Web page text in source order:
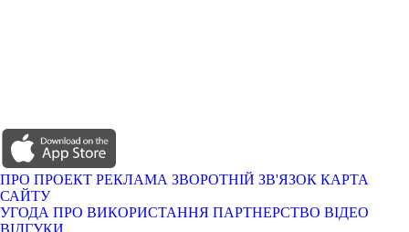
ПРО ПРОЕКТ РЕКЛАМА ЗВОРОТНІЙ ЗВ'ЯЗОК КАРТА
САЙТУ
УГОДА ПРО ВИКОРИСТАННЯ ПАРТНЕРСТВО ВІДЕО
ВІДГУКИ